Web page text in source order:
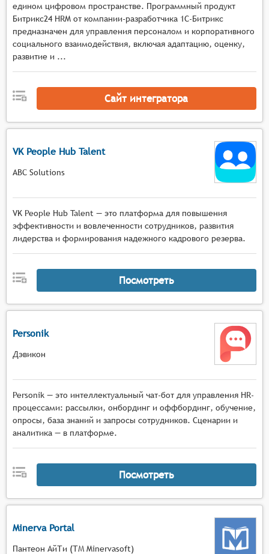
адаптационных программ и внести коррективы
для улучшения процесса интеграции.
Интеграция с корпоративными ресурсами:
Возможность интеграции с корпоративными
системами и инструментами, необходимыми
системы управления проектами,
документооборота, доступа к информационным
ресурсам компании.
Отчётность и аналитика: Инструменты для
создания отчётов и аналитики по результатам
адаптации, позволяющие отслеживать прогресс
новых сотрудников, выявлять проблемные
зоны и оптимизировать адаптационные
программы в будущем.
Эти функции делают системы управления
адаптацией персонала незаменимым инструментом
рабочий процесс, способствуя повышению их
продуктивности, удовлетворённости работой и
снижению текучести кадров.
едином цифровом пространстве. Программный продукт
Битрикс24 HRM от компании-разработчика 1С-Битрикс
предназначен для управления персоналом и корпоративного
социального взаимодействия, включая адаптацию, оценку,
развитие и ...
Сайт интегратора
VK People Hub Talent
ABC Solutions
VK People Hub Talent — это платформа для повышения
эффективности и вовлеченности сотрудников, развития
лидерства и формирования надежного кадрового резерва.
Посмотреть
Personik
Дэвикон
Personik — это интеллектуальный чат-бот для управления HR-
процессами: рассылки, онбординг и оффбординг, обучение,
опросы, база знаний и запросы сотрудников. Сценарии и
аналитика — в платформе.
Посмотреть
Minerva Portal
Пантеон АйТи (ТМ Minervasoft)